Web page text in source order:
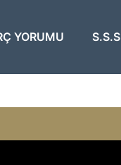
YORUMU S.S.S